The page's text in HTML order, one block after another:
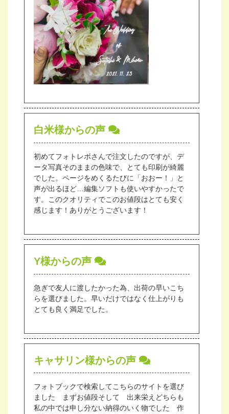
白米様からの声
初めてフォトレボさんで注文したのですが、デ
ータ写真そのままの色味で、とても印刷が綺麗
でした。ページをめくるたびに「おおー！」と
声が出るほど…編集ソフトも使いやすかったで
す。このクオリティでこのお値段はとても安く
感じます！ありがとうございます！
Y様からの声
急ぎで友人に渡したかった為、出荷の早いこち
らを選びました。早いだけではなく仕上がりも
とても良く満足でした。
キャサリン様からの声
フォトブックで検索してこちらのサイトを選び
ました まずお値段そして 出来栄えどちらも
私の中では申し分ない納得のいく物でした 作